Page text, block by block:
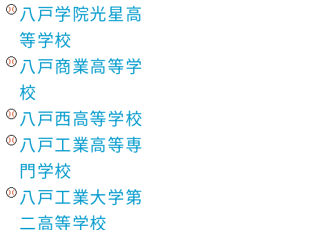
八戸学院光星高
等学校
八戸商業高等学
校
八戸西高等学校
八戸工業高等専
門学校
八戸工業大学第
二高等学校